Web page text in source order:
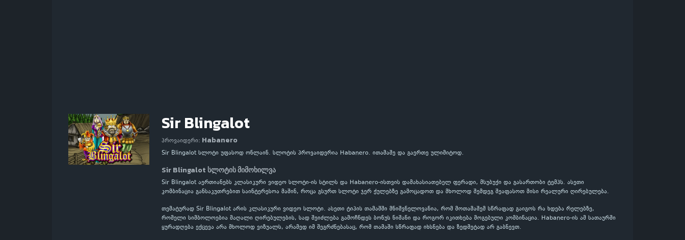
Sir Blingalot
პროვაიდერი: Habanero
Sir Blingalot სლოტი უფასოდ ონლაინ. სლოტის პროვაიდერია Habanero. ითამაშე და გაერთე ულიმიტოდ.
Sir Blingalot სლოტის მიმოხილვა
Sir Blingalot აერთიანებს კლასიკური ვიდეო სლოტი-ის სტილს და Habanero-ისთვის დამახასიათებელ ფერადი, მსუბუქი და გასართობი ტემპს. ასეთი
კომბინაცია განსაკუთრებით საინტერესოა მაშინ, როცა გსურთ სლოტი ჯერ ქულებზე გამოცადოთ და მხოლოდ შემდეგ შეაფასოთ მისი რეალური ღირებულება.
თემატურად Sir Blingalot არის კლასიკური ვიდეო სლოტი. ასეთი ტიპის თამაშში მნიშვნელოვანია, რომ მოთამაშემ სწრაფად გაიგოს რა ხდება რელებზე,
რომელი სიმბოლოებია მაღალი ღირებულების, სად შეიძლება გამოჩნდეს ბონუს ნიშანი და როგორ იკითხება მოგებული კომბინაცია. Habanero-ის ამ სათაურში
ყურადღება ექცევა არა მხოლოდ ვიზუალს, არამედ იმ შეგრძნებასაც, რომ თამაში სწრაფად იხსნება და ზედმეტად არ გაბნევთ.